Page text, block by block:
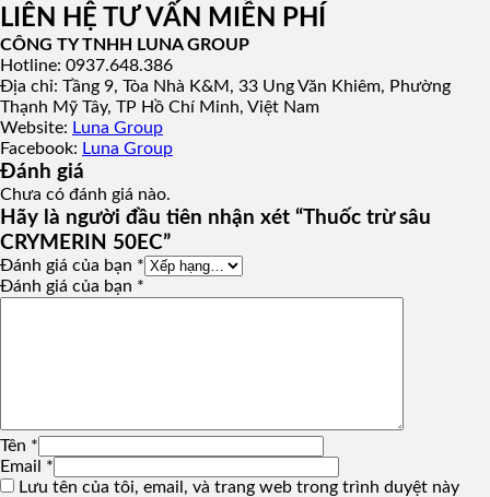
LIÊN HỆ TƯ VẤN MIỄN PHÍ
CÔNG TY TNHH LUNA GROUP
Hotline: 0937.648.386
Địa chỉ: Tầng 9, Tòa Nhà K&M, 33 Ung Văn Khiêm, Phường
Thạnh Mỹ Tây, TP Hồ Chí Minh, Việt Nam
Website: Luna Group
Facebook: Luna Group
Đánh giá
Chưa có đánh giá nào.
Hãy là người đầu tiên nhận xét “Thuốc trừ sâu
CRYMERIN 50EC”
Đánh giá của bạn *
Đánh giá của bạn *
Tên *
Email *
Lưu tên của tôi, email, và trang web trong trình duyệt này